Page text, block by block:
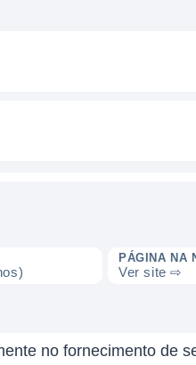
PÁGINA NA
Ver site ⇨
no fornecimento de